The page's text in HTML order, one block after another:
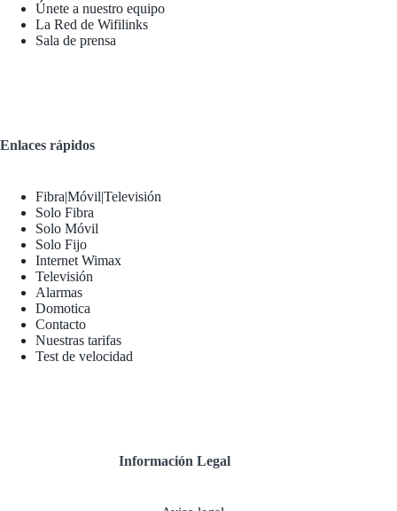
Únete a nuestro equipo
La Red de Wifilinks
Sala de prensa
Enlaces rápidos
Fibra|Móvil|Televisión
Solo Fibra
Solo Móvil
Solo Fijo
Internet Wimax
Televisión
Alarmas
Domotica
Contacto
Nuestras tarifas
Test de velocidad
Información Legal